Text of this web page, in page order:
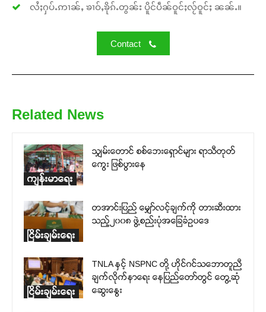
လႆႈႁပ်ႉဢၢၼ်ႇ ၶၢဝ်ႇၶိုၵ်ႉတွၼ်း ပိူင်ပဵၼ်ဝူင်ႈလႂ်ဝူင်ႈ ၼၼ်ႉ။
Contact
Related News
ကျန်းမာရေး
သျှမ်းတောင် စစ်ဘေးရှောင်များ ရာသီတုတ်
ကွေး ဖြစ်ပွားနေ
ငြိမ်းချမ်းရေး
တအာင်းပြည် မျှော်လင့်ချက်ကို တားဆီးထား
သည့်၂၀၀၈ ဖွဲ့စည်းပုံအခြေခံဥပဒေ
ငြိမ်းချမ်းရေး
TNLA နှင့် NSPNC တို့ ဟိုင်ဂင်သဘောတူညီ
ချက်လိုက်နာရေး နေပြည်တော်တွင် တွေ့ဆုံ
ဆွေးနွေး